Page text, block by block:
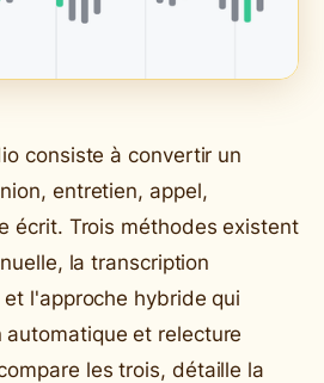
consiste à convertir un
entretien, appel,
écrit. Trois méthodes existent
la transcription
l'approche hybride qui
et relecture
les trois, détaille la